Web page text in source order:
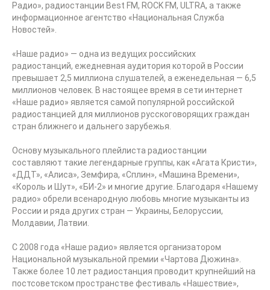
Радио», радиостанции Вest FM, ROCK FM, ULTRA, а также
информационное агентство «Национальная Служба
Новостей».
«Наше радио» — одна из ведущих российских
радиостанций, ежедневная аудитория которой в России
превышает 2,5 миллиона слушателей, а еженедельная — 6,5
миллионов человек. В настоящее время в сети интернет
«Наше радио» является самой популярной российской
радиостанцией для миллионов русскоговорящих граждан
стран ближнего и дальнего зарубежья.
Основу музыкального плейлиста радиостанции
составляют такие легендарные группы, как «Агата Кристи»,
«ДДТ», «Алиса», Земфира, «Сплин», «Машина Времени»,
«Король и Шут», «БИ-2» и многие другие. Благодаря «Нашему
радио» обрели всенародную любовь многие музыканты из
России и ряда других стран — Украины, Белоруссии,
Молдавии, Латвии.
С 2008 года «Наше радио» является организатором
Национальной музыкальной премии «Чартова Дюжина».
Также более 10 лет радиостанция проводит крупнейший на
постсоветском пространстве фестиваль «Нашествие»,